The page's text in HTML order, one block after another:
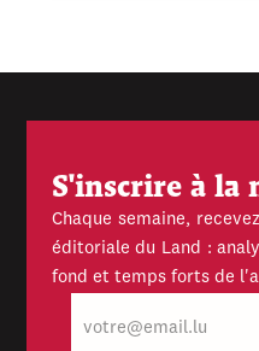
S'inscrire à la
Chaque semaine,
éditoriale du Land :
fond et temps forts de
mail